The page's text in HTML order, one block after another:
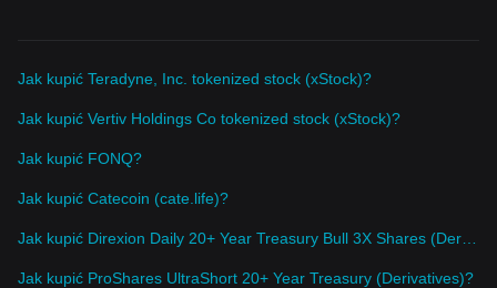
Jak kupić Teradyne, Inc. tokenized stock (xStock)?
Jak kupić Vertiv Holdings Co tokenized stock (xStock)?
Jak kupić FONQ?
Jak kupić Catecoin (cate.life)?
Jak kupić ProShares UltraShort 20+ Year Treasury (Derivatives)?